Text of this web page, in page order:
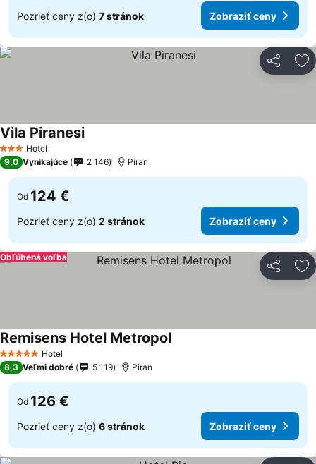
Pozrieť ceny z(o) 7 stránok Zobraziť ceny
Zdieľať
3 Počet hviezdičiek
Hotel
Vila Piranesi
9,0 Vynikajúce 2 146 Piran
Od 124 €
Pozrieť ceny z(o) 2 stránok Zobraziť ceny
Zdieľať
Obľúbená voľba
5 Počet hviezdičiek
Hotel
Remisens Hotel Metropol
8,3 Veľmi dobré 5 119 Piran
Od 126 €
Pozrieť ceny z(o) 6 stránok Zobraziť ceny